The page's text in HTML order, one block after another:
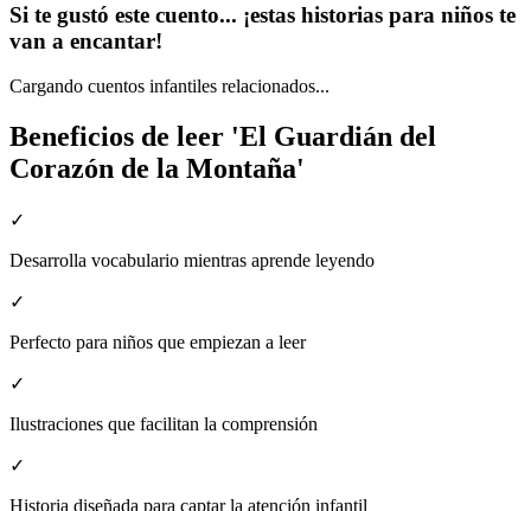
Si te gustó este cuento... ¡estas historias para niños te
van a encantar!
Cargando cuentos infantiles relacionados...
Beneficios de leer 'El Guardián del
Corazón de la Montaña'
✓
Desarrolla vocabulario mientras aprende leyendo
✓
Perfecto para niños que empiezan a leer
✓
Ilustraciones que facilitan la comprensión
✓
Historia diseñada para captar la atención infantil